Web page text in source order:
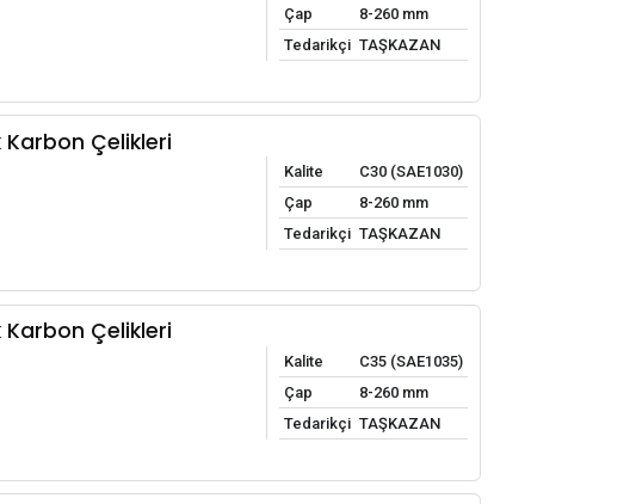
Çap
8-260 mm
Tedarikçi TAŞKAZAN
Karbon Çelikleri
Kalite
C30 (SAE1030)
Çap
8-260 mm
Tedarikçi TAŞKAZAN
Karbon Çelikleri
Kalite
C35 (SAE1035)
Çap
8-260 mm
Tedarikçi TAŞKAZAN